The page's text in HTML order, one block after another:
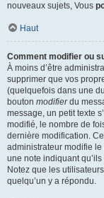
nouveaux sujets, Vous
Haut
Comment modifier ou
À moins d’être
supprimer que vos
(quelquefois dans une
bouton modifierdu
message, un petit texte
modifié, le nombre de
dernière modification.
administrateur modifie
une note indiquant
Notez que les
quelqu’un y a répondu.